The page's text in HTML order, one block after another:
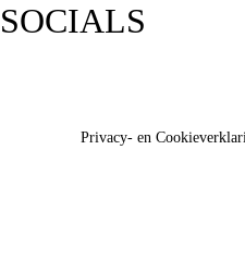
SOCIALS
Privacy- en